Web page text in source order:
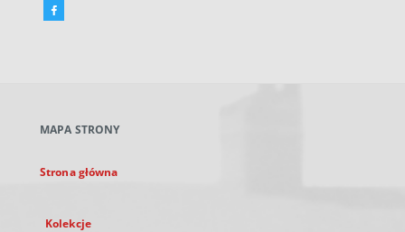
Facebook
karcie
MAPA STRONY
Strona główna
Kolekcje